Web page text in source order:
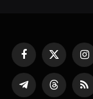
Facebook
X
(Twitter)
PartagerThreads